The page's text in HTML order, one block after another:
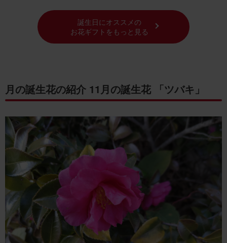
誕生日にオススメの
お花ギフトをもっと見る
月の誕生花の紹介 11月の誕生花 「ツバキ」